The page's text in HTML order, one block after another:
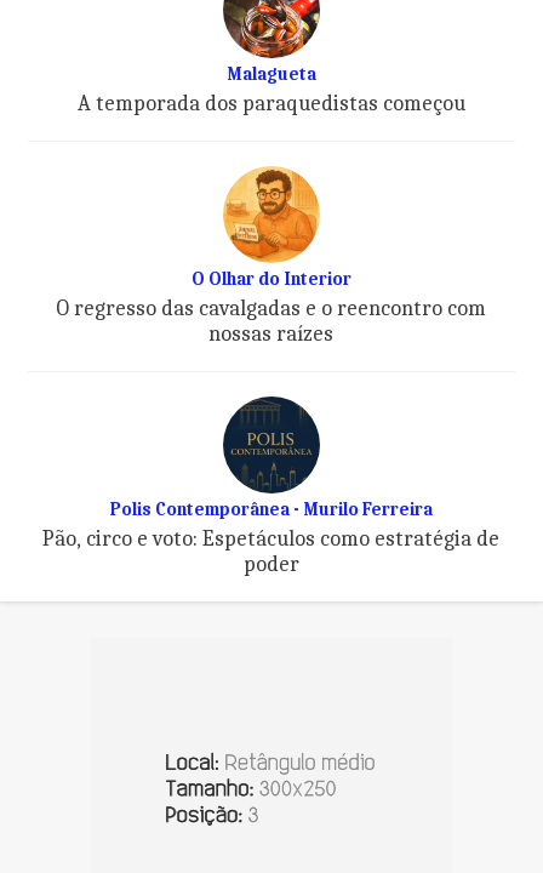
Malagueta
A temporada dos paraquedistas começou
O Olhar do Interior
O regresso das cavalgadas e o reencontro com
nossas raízes
Polis Contemporânea - Murilo Ferreira
Pão, circo e voto: Espetáculos como estratégia de
poder